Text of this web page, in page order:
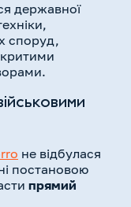
державної
споруд,
не відбулася
постановою
прямий